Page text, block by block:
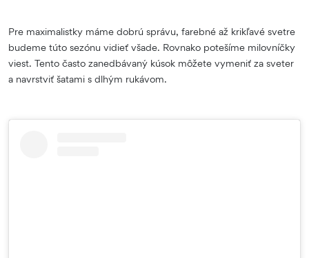
Pre maximalistky máme dobrú správu, farebné až krikľavé svetre
budeme túto sezónu vidieť všade. Rovnako potešíme milovníčky
viest. Tento často zanedbávaný kúsok môžete vymeniť za sveter
a navrstviť šatami s dlhým rukávom.